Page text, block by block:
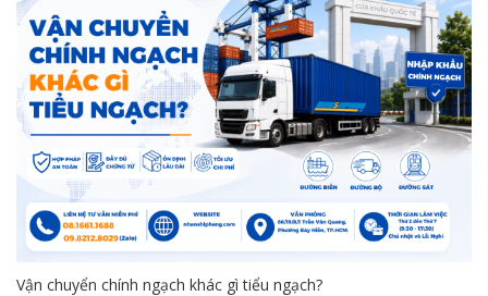
Vận chuyển chính ngạch khác gì tiểu ngạch?